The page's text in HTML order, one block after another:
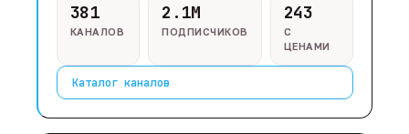
381
КАНАЛОВ
2.1M
ПОДПИСЧИКОВ
243
С
ЦЕНАМИ
Каталог каналов